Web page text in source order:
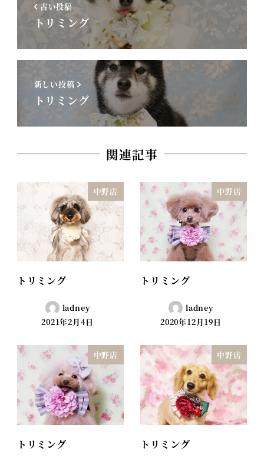
古い投稿
トリミング
新しい投稿
トリミング
関連記事
中野店
トリミング
ladney
2021年2月4日
中野店
トリミング
ladney
2020年12月19日
中野店
トリミング
中野店
トリミング